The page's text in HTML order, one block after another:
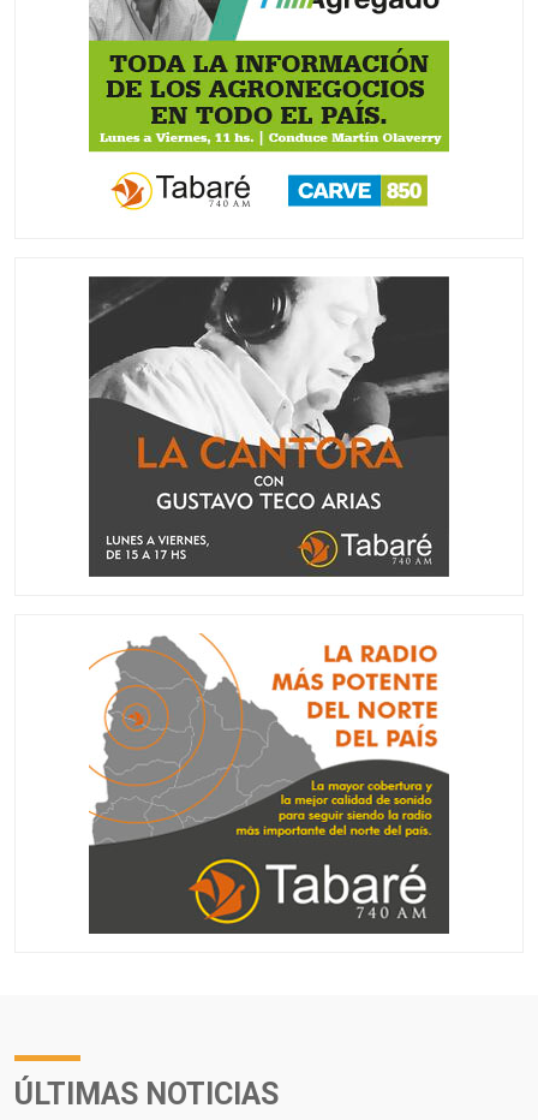
ÚLTIMAS NOTICIAS